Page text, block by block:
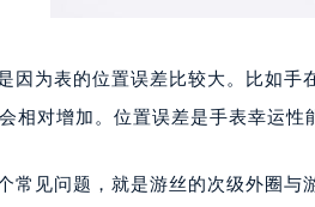
因为表的位置误差比较大。比如
相对增加。位置误差是手表幸运性
常见问题，就是游丝的次级外圈